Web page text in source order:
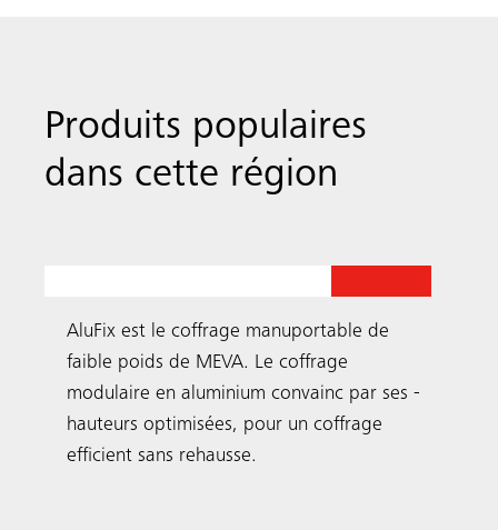
Produits populaires
dans cette région
AluFix est le coffrage manuportable de
faible poids de MEVA. Le coffrage
modulaire en aluminium convainc par ses ­
hauteurs optimisées, pour un coffrage
efficient sans rehausse.